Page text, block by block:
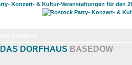
DAS DORFHAUS BASEDOW